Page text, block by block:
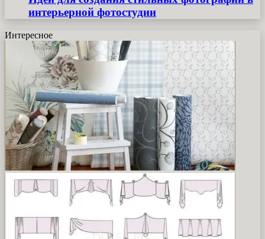
интерьерной фотостудии
Интересное